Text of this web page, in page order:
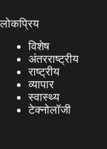
लोकप्रिय
विशेष
अंतरराष्ट्रीय
राष्ट्रीय
व्यापार
स्वास्थ्य
टेक्नोलॉजी